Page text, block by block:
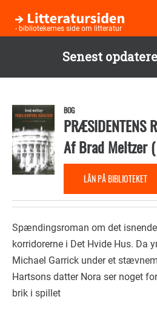
Senest
hovedindhold
- bibliotekernes side om litteratur
BOG
PRÆSIDENTENS
AfBrad Meltzer(
LÅN PÅ BIBLIOTEKET
Spændingsroman om det
korridorerne i Det Hvide Hus. Da
Michael Garrick under et
Hartsons datter Nora ser noget
brik i spillet